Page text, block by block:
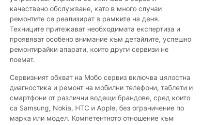
качествено обслужване, като в много случаи
ремонтите се реализират в рамките на деня.
Техниците притежават необходимата експертиза и
проявяват особено внимание към детайлите, успешно
ремонтирайки апарати, които други сервизи не
поемат.
Сервизният обхват на Мобо сервиз включва цялостна
диагностика и ремонт на мобилни телефони, таблети и
смартфони от различни водещи брандове, сред които
са Samsung, Nokia, HTC и Apple, без ограничение по
марка или модел. Компетентното отношение към